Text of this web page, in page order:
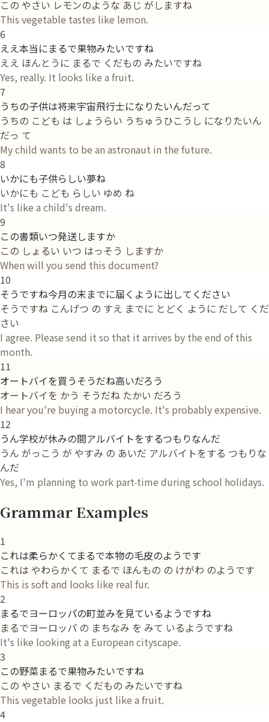
この やさい レモンのような あじ がしますね
This vegetable tastes like lemon.
6
ええ本当にまるで果物みたいですね
ええ ほんとうに まるで くだもの みたいですね
Yes, really. It looks like a fruit.
7
うちの子供は将来宇宙飛行士になりたいんだって
うちの こども は しょうらい うちゅうひこうし になりたいん
だっ て
My child wants to be an astronaut in the future.
8
いかにも子供らしい夢ね
いかにも こども らしい ゆめ ね
It's like a child's dream.
9
この書類いつ発送しますか
この しょるい いつ はっそう しますか
When will you send this document?
10
そうですね今月の末までに届くように出してください
そうですね こんげつ の すえ までに とどく ように だして くだ
さい
I agree. Please send it so that it arrives by the end of this
month.
11
オートバイを買うそうだね高いだろう
オートバイを かう そうだね たかい だろう
I hear you're buying a motorcycle. It's probably expensive.
12
うん学校が休みの間アルバイトをするつもりなんだ
うん がっこう が やすみ の あいだ アルバイトをする つもりな
んだ
Yes, I'm planning to work part-time during school holidays.
Grammar Examples
1
これは柔らかくてまるで本物の毛皮のようです
これは やわらかくて まるで ほんもの の けがわ のようです
This is soft and looks like real fur.
2
まるでヨーロッパの町並みを見ているようですね
まるでヨーロッパ の まちなみ を みて いるようですね
It's like looking at a European cityscape.
3
この野菜まるで果物みたいですね
この やさい まるで くだもの みたいですね
This vegetable looks just like a fruit.
4